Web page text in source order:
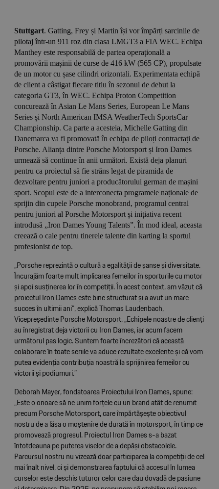
Stuttgart. Gatting, Frey și Martin își vor împărți sarcinile de
pilotaj într-un 911 roz din clasa LMGT3 a FIA WEC. Echipa
Manthey este responsabilă de partea operațională a
promovării mașinii de curse de 416 kW (565 CP), propulsate
de un motor cu șase cilindri orizontali. Experimentata echipă
de client a câștigat fiecare titlu în sezonul de debut la
categoria GT3, în WEC. Echipa Proton Competition
concurează în Asian Le Mans Series, European Le Mans
Series și North American IMSA WeatherTech SportsCar
Championship. Ca parte a acesteia, Michelle Gatting din
Danemarca va fi promovată în echipa de piloți contractați de
Porsche. Alianța dintre Porsche Motorsport și Iron Dames
urmează să continue în anii următori. Există deja planuri
pentru ca proiectul să fie strâns legat de piramida de
dezvoltare pentru juniori a producătorului german de mașini
sport. Scopul este de a interconecta programele naționale de
sprijin din cupele Porsche monobrand, programul central
pentru juniori al Porsche Motorsport și inițiativa recent
introdusă „Iron Dames Young Talents”. În mod ideal, aceasta
creează o cale pentru tinerele talente din karting la sportul
profesionist de top.
„Porsche reprezintă o cultură a egalității de șanse și diversitate.
Încurajăm foarte mult implicarea femeilor în sporturile cu motor
și apoi susținerea lor în competiții. În acest context, am văzut că
proiectul Iron Dames este bine structurat și a avut un mare
succes în ultimii ani”, explică Thomas Laudenbach,
Vicepreședinte Porsche Motorsport. „Echipele noastre de clienți
au înregistrat deja victorii cu Iron Dames, iar acum facem
următorul pas logic. Suntem foarte încrezători că această
colaborare în toate seriile va aduce rezultate excelente și că vom
putea evidenția contribuția noastră la sprijinirea femeilor cu
victorii și podiumuri.”
Deborah Mayer, fondatoarea Proiectului Iron Dames, spune:
„Este o onoare să ne unim forțele cu un brand atât de renumit
precum Porsche Motorsport, care împărtășește obiectivul
nostru de a lăsa o moștenire de durată în motorsport, în timp ce
promovează progresul. Proiectul Iron Dames s-a bazat
întotdeauna pe puterea viselor de a depăși obstacolele.
Parcursul nostru nu vizează doar participarea la competiții de cel
mai înalt nivel, ci și demonstrarea faptului că accesul în lumea
curselor este deschis tuturor celor care dau dovadă de pasiune